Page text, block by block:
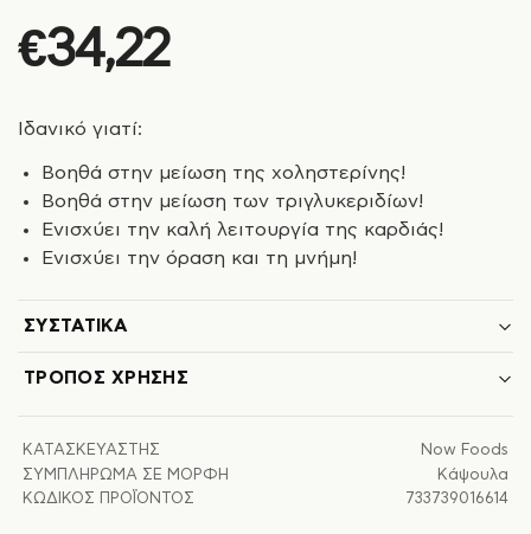
€34,22
Ιδανικό γιατί:
Βοηθά στην μείωση της χοληστερίνης!
Βοηθά στην μείωση των τριγλυκεριδίων!
Ενισχύει την καλή λειτουργία της καρδιάς!
Ενισχύει την όραση και τη μνήμη!
ΣΥΣΤΑΤΙΚΆ
ΤΡΌΠΟΣ ΧΡΉΣΗΣ
ΚΑΤΑΣΚΕΥΑΣΤΉΣ
Now Foods
ΣΥΜΠΛΉΡΩΜΑ ΣΕ ΜΟΡΦΉ
Κάψουλα
ΚΩΔΙΚΌΣ ΠΡΟΪΌΝΤΟΣ
733739016614